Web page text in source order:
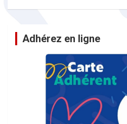
Adhérez en ligne